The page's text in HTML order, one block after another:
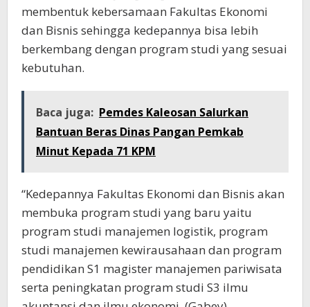
membentuk kebersamaan Fakultas Ekonomi
dan Bisnis sehingga kedepannya bisa lebih
berkembang dengan program studi yang sesuai
kebutuhan.
Baca juga: Pemdes Kaleosan Salurkan
Bantuan Beras Dinas Pangan Pemkab
Minut Kepada 71 KPM
“Kedepannya Fakultas Ekonomi dan Bisnis akan
membuka program studi yang baru yaitu
program studi manajemen logistik, program
studi manajemen kewirausahaan dan program
pendidikan S1 magister manajemen pariwisata
serta peningkatan program studi S3 ilmu